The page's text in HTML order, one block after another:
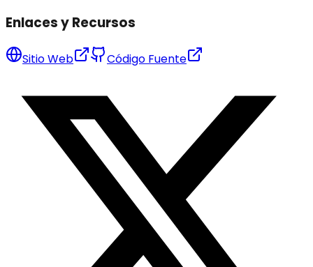
Enlaces y Recursos
Sitio Web Código Fuente